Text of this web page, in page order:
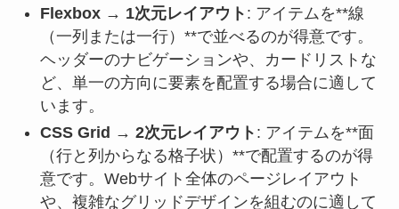
Flexbox → 1次元レイアウト : アイテムを**線
（一列または一行）**で並べるのが得意です。
ヘッダーのナビゲーションや、カードリストな
ど、単一の方向に要素を配置する場合に適して
います。
CSS Grid → 2次元レイアウト : アイテムを**面
（行と列からなる格子状）**で配置するのが得
意です。Webサイト全体のページレイアウト
や、複雑なグリッドデザインを組むのに適して